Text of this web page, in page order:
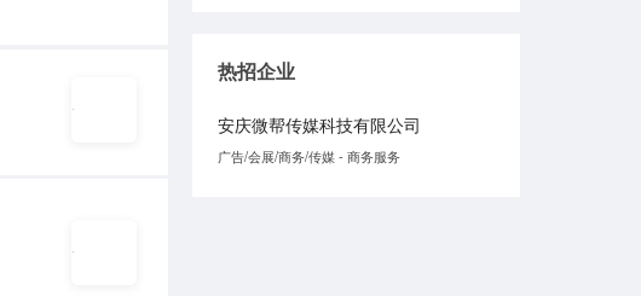
热招企业
安庆微帮传媒科技有限公司
广告/会展/商务/传媒 - 商务服务